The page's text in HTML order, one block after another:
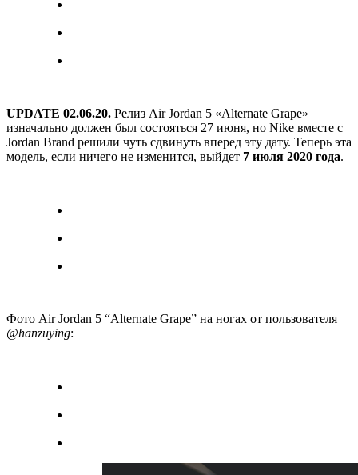
UPDATE 02.06.20. Релиз Air Jordan 5 «Alternate Grape»
изначально должен был состояться 27 июня, но Nike вместе с
Jordan Brand решили чуть сдвинуть вперед эту дату. Теперь эта
модель, если ничего не изменится, выйдет 7 июля 2020 года.
Фото Air Jordan 5 “Alternate Grape” на ногах от пользователя
@hanzuying: